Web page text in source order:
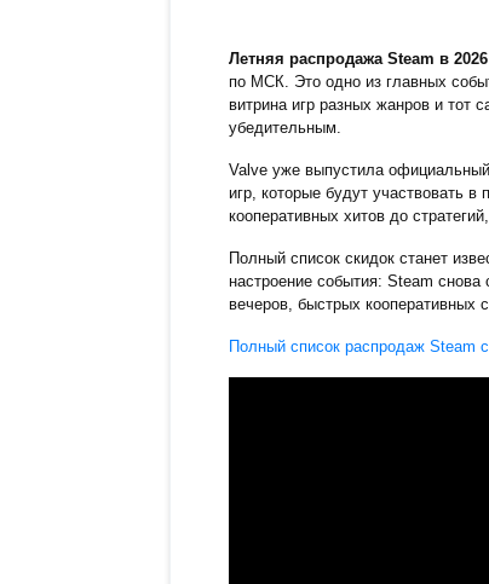
Летняя распродажа Steam в 2026
по МСК. Это одно из главных
витрина игр разных жанров и тот
убедительным.
Valve уже выпустила
игр, которые будут участвовать
кооперативных хитов до
Полный список скидок станет
настроение события: Steam
вечеров, быстрых кооперативных
Полный список распродаж Steam